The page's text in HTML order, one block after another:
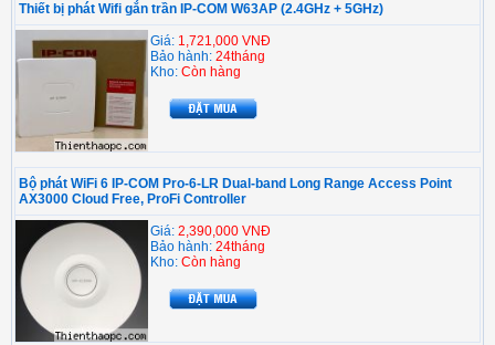
Thiết bị phát Wifi gắn trần IP-COM W63AP (2.4GHz + 5GHz)
Giá: 1,721,000 VNĐ
Bảo hành: 24tháng
Kho: Còn hàng
Bộ phát WiFi 6 IP-COM Pro-6-LR Dual-band Long Range Access Point
AX3000 Cloud Free, ProFi Controller
Giá: 2,390,000 VNĐ
Bảo hành: 24tháng
Kho: Còn hàng